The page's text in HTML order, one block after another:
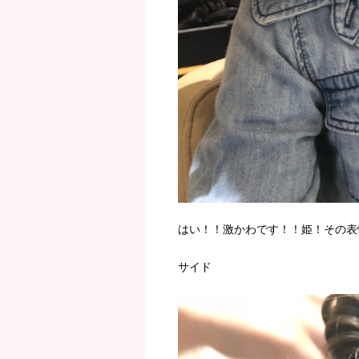
はい！！激かわです！！姫！その
サイド